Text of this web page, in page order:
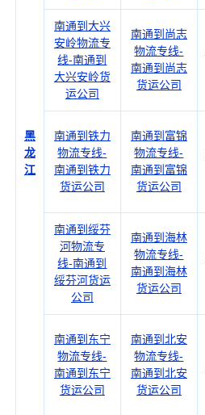
黑
龙
江
南通到大兴
安岭物流专
线-南通到
大兴安岭货
运公司
南通到尚志
物流专线-
南通到尚志
货运公司
南通到铁力
物流专线-
南通到铁力
货运公司
南通到富锦
物流专线-
南通到富锦
货运公司
南通到绥芬
河物流专
线-南通到
绥芬河货运
公司
南通到海林
物流专线-
南通到海林
货运公司
南通到东宁
物流专线-
南通到东宁
货运公司
南通到北安
物流专线-
南通到北安
货运公司